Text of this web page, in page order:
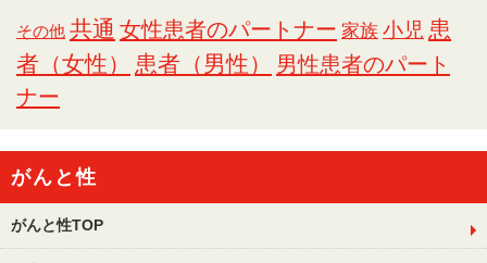
その他 共通 女性患者のパートナー 家族 小児 患
者（女性）
患者（男性）
男性患者のパート
ナー
がんと性
がんと性TOP